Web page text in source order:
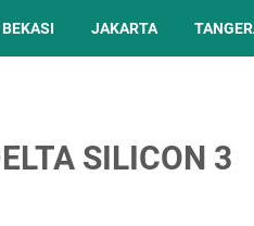
BEKASI JAKARTA
SILICON 3